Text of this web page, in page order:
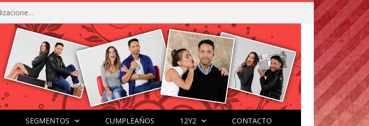
La IA está acercándonos a comprender y traducir las vocalizaciones y comportamientos de nuestras mascotas
SEGMENTOS CUMPLEAÑOS 12Y2 CONTACTO